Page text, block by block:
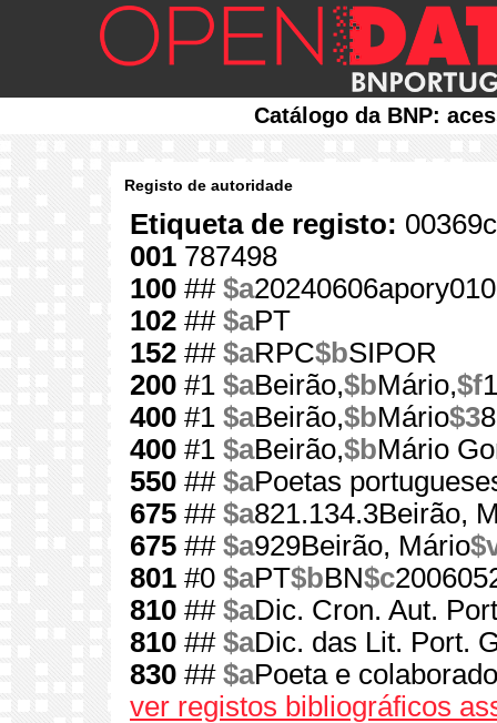
Catálogo da BNP:
Registo de autoridade
Etiqueta de registo:
001 787498
100 ## $a
102 ## $aPT
152 ## $aRPC$bSIPOR
200 #1 $aBeirão,$bMário,$f
400 #1 $aBeirão,$bMário$3
400 #1 $aBeirão,$bMário
550 ## $aPoetas
675 ## $a821.134.3Beirão,
675 ## $a929Beirão, Mário
801 #0 $aPT$bBN$c
810 ## $aDic. Cron. Aut.
810 ## $aDic. das Lit. Port.
830 ## $aPoeta e
ver registos bibliográficos